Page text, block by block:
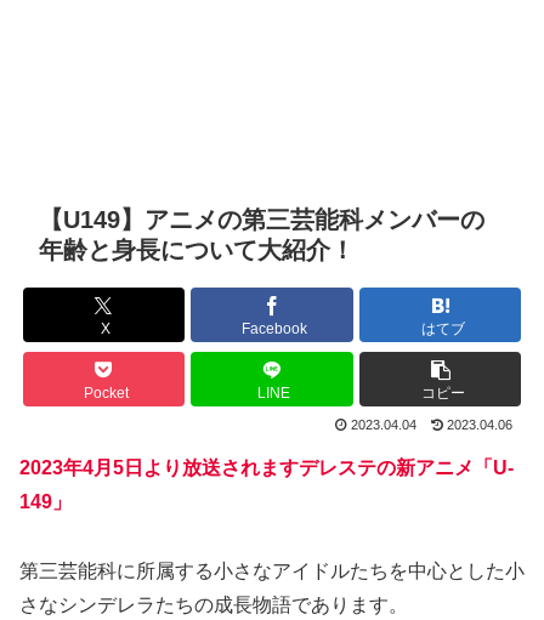
【U149】アニメの第三芸能科メンバーの
年齢と身長について大紹介！
X Facebook はてブ
Pocket LINE コピー
2023.04.04 2023.04.06
2023年4月5日より放送されますデレステの新アニメ「U-
149」
第三芸能科に所属する小さなアイドルたちを中心とした小
さなシンデレラたちの成長物語であります。